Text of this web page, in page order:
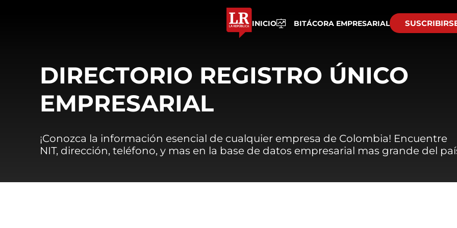
INICIO BITÁCORA EMPRESARIAL
DIRECTORIO REGISTRO ÚNICO
EMPRESARIAL
¡Conozca la información esencial de cualquier empresa de Colombia! Encuentre
NIT, dirección, teléfono, y mas en la base de datos empresarial mas grande del